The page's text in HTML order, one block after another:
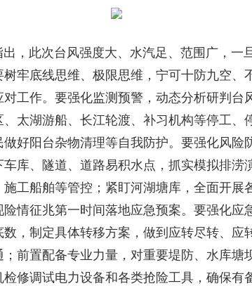
此次台风强度大、水汽足、范围广，一
牢底线思维、极限思维，宁可十防九空、
工作。要强化监测预警，动态分析研判台
太湖游船、长江轮渡、补习机构等停工
好阳台杂物清理等自我防护。要强化风
库、隧道、道路易积水点，抓实模拟排
工船舶等管控；紧盯河湖塘库，全面开
情征兆第一时间落地应急预案。要强化应
，制定具体转移方案，做到应转尽转、应
前置配备专业力量，对重要堤防、水库塘
修调试电力设备和各类抢险工具，确保有